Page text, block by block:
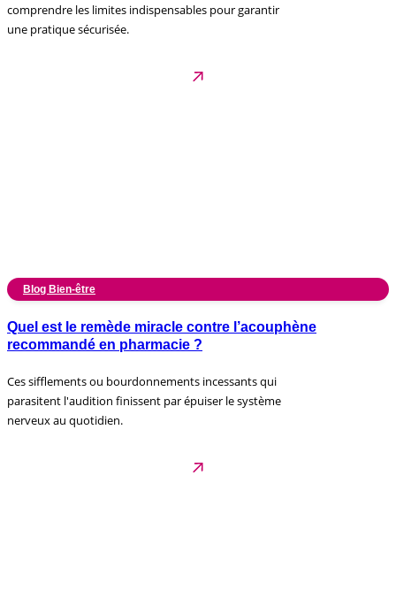
comprendre les limites indispensables pour garantir
une pratique sécurisée.
Blog Bien-être
Quel est le remède miracle contre l’acouphène
recommandé en pharmacie ?
Ces sifflements ou bourdonnements incessants qui
parasitent l'audition finissent par épuiser le système
nerveux au quotidien.